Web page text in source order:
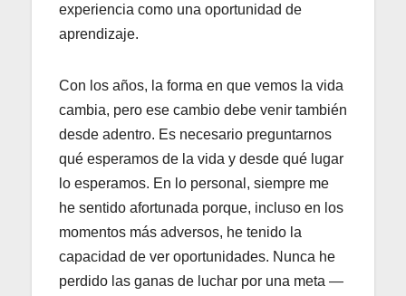
experiencia como una oportunidad de
aprendizaje.
Con los años, la forma en que vemos la vida
cambia, pero ese cambio debe venir también
desde adentro. Es necesario preguntarnos
qué esperamos de la vida y desde qué lugar
lo esperamos. En lo personal, siempre me
he sentido afortunada porque, incluso en los
momentos más adversos, he tenido la
capacidad de ver oportunidades. Nunca he
perdido las ganas de luchar por una meta —